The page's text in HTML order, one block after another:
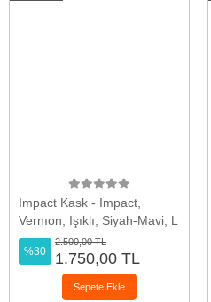
Impact Kask - Impact,
Vernıon, Işıklı, Siyah-Mavi, L
%30
2.500,00 TL
1.750,00 TL
Sepete Ekle